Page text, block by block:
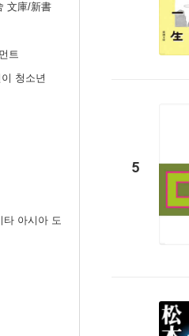
文庫/新書
트
청소년
타 아시아 도
5